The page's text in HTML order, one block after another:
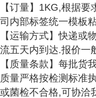
【订量】1KG,根据
司内部标签统一模板
【运输方式】快递或
流五天内到达.报价一
【质量条款】每批货
质量严格按检测标准
或菌检不合格,可协洽